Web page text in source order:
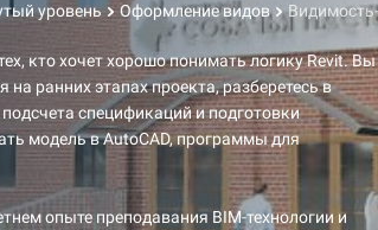
уровень Оформление видов
кто хочет хорошо понимать логику Revit. Вы
ранних этапах проекта, разберетесь в
спецификаций и подготовки
модель в AutoCAD, программы для
опыте преподавания BIM-технологии и